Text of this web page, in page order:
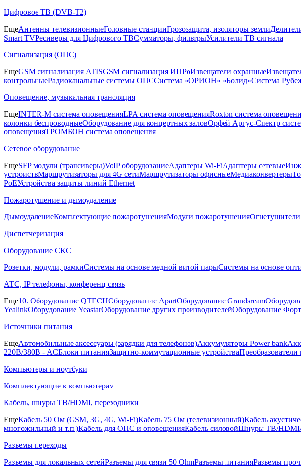
Цифровое ТВ (DVB-T2)
ЕщеАнтенны телевизионныеГоловные станцииГрозозащита, изоляторы земли
Smart TVРесиверы для Цифрового ТВСумматоры, фильтрыУсилители ТВ сигнала
Сигнализация (ОПС)
ЕщеGSM сигнализация ATISGSM сигнализация ИПРоИзвещатели охранные
контрольныеРадиоканальные системы ОПССистема «ОРИОН» «Болид»Система
Оповещение, музыкальная трансляция
ЕщеINTER-M система оповещенияLPA система оповещенияRoxton система
колонки беспроводныеОборудование для концертных заловОрфей Аргус-Спектр
оповещенияТРОМБОН система оповещения
Сетевое оборудование
ЕщеSFP модули (трансиверы)VoIP оборудованиеАдаптеры Wi-FiАдаптеры сетевые
устройствМаршрутизаторы для 4G сетиМаршрутизаторы офисныеМедиаконвертеры
PoEУстройства защиты линий Ethernet
Пожаротушение и дымоудаление
ДымоудалениеКомплектующие пожаротушенияМодули пожаротушения
Диспетчеризация
Оборудование СКС
Розетки, модули, рамкиСистемы на основе медной витой парыСистемы на основе
АТС, IP телефоны, конференц связь
Еще10. Оборудование QTECHОборудование ApartОборудование Grandsream
YealinkОборудование YeastarОборудование других производителейОборудование
Источники питания
ЕщеАвтомобильные аксессуары (зарядки для телефонов)Аккумуляторы Power bank
220В/380В - ACБлоки питанияЗащитно-коммутационные устройства
Компьютеры и ноутбуки
Комплектующие к компьютерам
Кабель, шнуры ТВ/HDMI, переходники
ЕщеКабель 50 Ом (GSM, 3G, 4G, Wi-Fi)Кабель 75 Ом (телевизионный)Кабель
многожильный и т.п.)Кабель для ОПС и оповещенияКабель силовойШнуры ТВ/HDMI/
Разъемы переходы
Разъемы для локальных сетейРазъемы для связи 50 OhmРазъемы питанияРазъемы